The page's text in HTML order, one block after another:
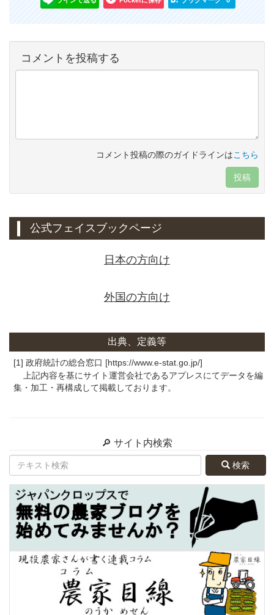
コメントを投稿する
コメント投稿の際のガイドラインはこちら
投稿
公式フェイスブックページ
日本の方向け
外国の方向け
出典、定義等
[1] 政府統計の総合窓口 [https://www.e-stat.go.jp/]
上記内容を基にサイト運営会社であるアプレスにてデータを編
集・加工・再構成して掲載しております。
🔎 サイト内検索
検索